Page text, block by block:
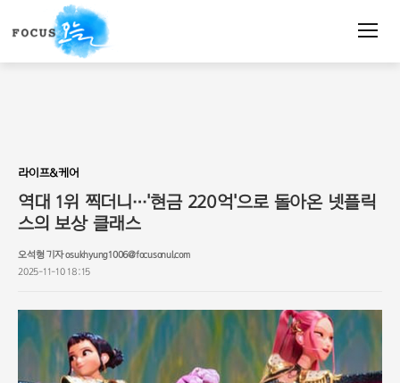
주
라이프&케어
역대 1위 찍더니…'현금 220억'으로 돌아온 넷플릭
스의 보상 클래스
오석형 기자 osukhyung1006@focusonul.com
2025-11-10 18:15